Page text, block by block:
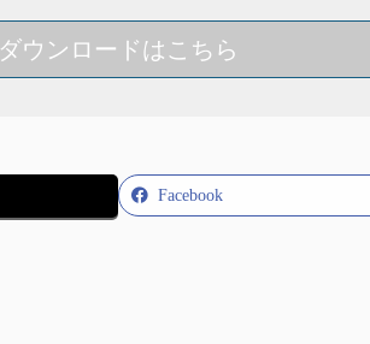
ダウンロードはこちら
Facebook